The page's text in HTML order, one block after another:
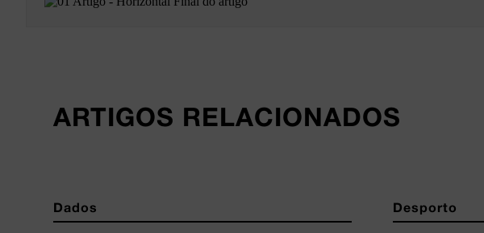
ARTIGOS RELACIONADOS
Dados Desporto